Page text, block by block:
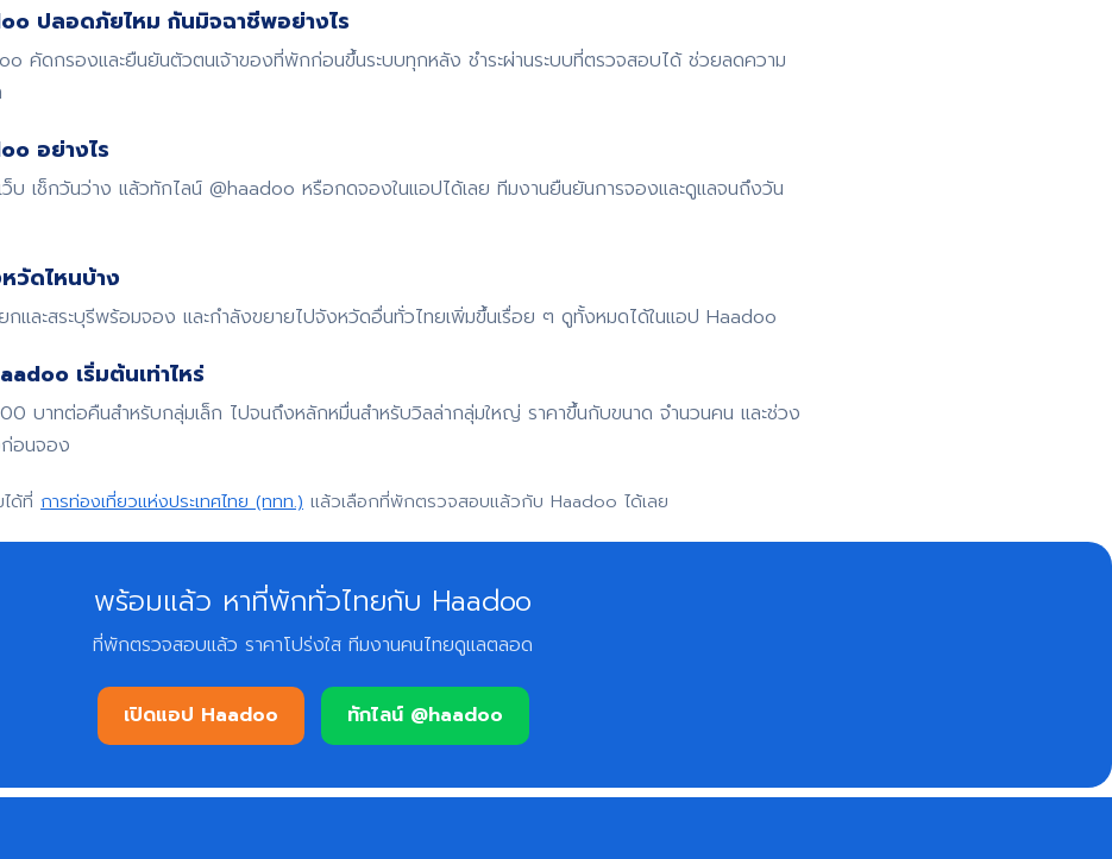
ปลอดภัยไหม กันมิจฉาชีพอย่างไร
คัดกรองและยืนยันตัวตนเจ้าของที่พักก่อนขึ้นระบบทุกหลัง ชำระผ่านระบบที่ตรวจสอบได้ ช่วยลดความ
อย่างไร
บ เช็กวันว่าง แล้วทักไลน์ @haadoo หรือกดจองในแอปได้เลย ทีมงานยืนยันการจองและดูแลจนถึงวัน
วัดไหนบ้าง
และสระบุรีพร้อมจอง และกำลังขยายไปจังหวัดอื่นทั่วไทยเพิ่มขึ้นเรื่อย ๆ ดูทั้งหมดได้ในแอป Haadoo
เริ่มต้นเท่าไหร่
บาทต่อคืนสำหรับกลุ่มเล็ก ไปจนถึงหลักหมื่นสำหรับวิลล่ากลุ่มใหญ่ ราคาขึ้นกับขนาด จำนวนคน และช่วง
ก่อนจอง
ด้ที่ การท่องเที่ยวแห่งประเทศไทย (ททท.) แล้วเลือกที่พักตรวจสอบแล้วกับ Haadoo ได้เลย
พร้อมแล้ว หาที่พักทั่วไทยกับ Haadoo
ที่พักตรวจสอบแล้ว ราคาโปร่งใส ทีมงานคนไทยดูแลตลอด
เปิดแอป Haadoo ทักไลน์ @haadoo